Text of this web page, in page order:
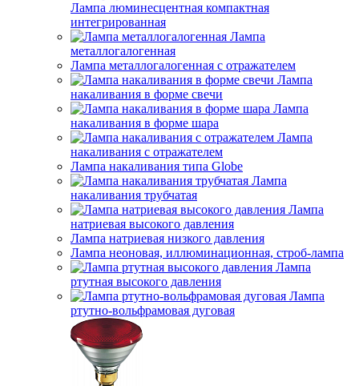
Лампа люминесцентная компактная
интегрированная
Лампа
металлогалогенная
Лампа металлогалогенная с отражателем
Лампа
накаливания в форме свечи
Лампа
накаливания в форме шара
Лампа
накаливания с отражателем
Лампа накаливания типа Globe
Лампа
накаливания трубчатая
Лампа
натриевая высокого давления
Лампа натриевая низкого давления
Лампа неоновая, иллюминационная, строб-лампа
Лампа
ртутная высокого давления
Лампа
ртутно-вольфрамовая дуговая